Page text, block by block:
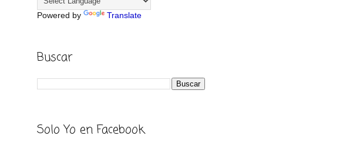
Powered by Translate
Buscar
Solo Yo en Facebook